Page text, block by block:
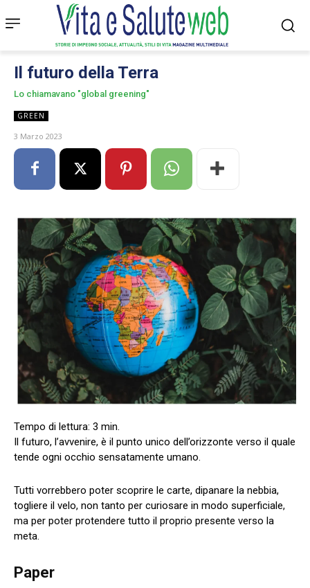
Il futuro della Terra
Lo chiamavano "global greening"
GREEN
3 Marzo 2023
Il futuro, l’avvenire, è il punto unico dell’orizzonte verso il quale
tende ogni occhio sensatamente umano.
Tutti vorrebbero poter scoprire le carte, dipanare la nebbia,
togliere il velo, non tanto per curiosare in modo superficiale,
ma per poter protendere tutto il proprio presente verso la
meta.
Paper